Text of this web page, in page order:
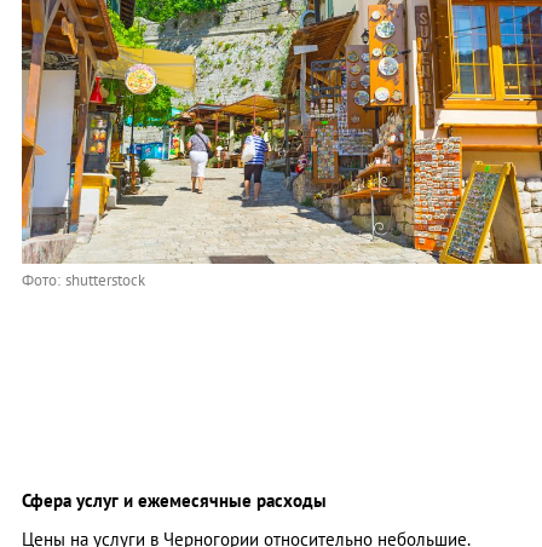
Фото: shutterstock
Сфера услуг и ежемесячные расходы
Цены на услуги в Черногории относительно небольшие.